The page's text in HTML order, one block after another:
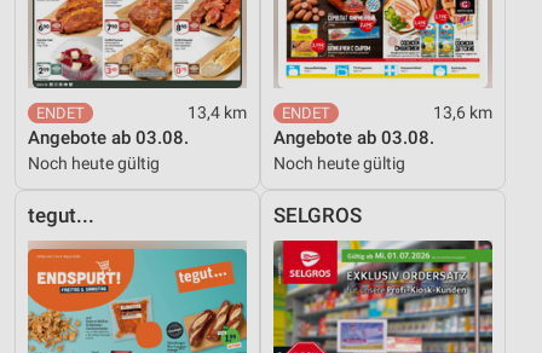
13,4 km
Angebote ab 03.08.
Noch heute gültig
13,6 km
Angebote ab 03.08.
Noch heute gültig
tegut... SELGROS